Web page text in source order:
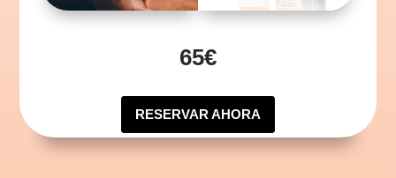
65€
RESERVAR AHORA